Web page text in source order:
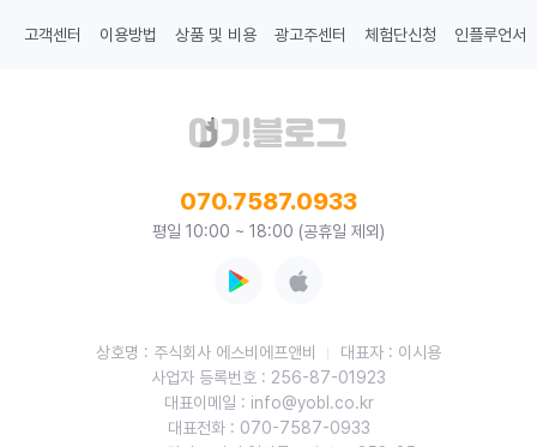
고객센터 이용방법 상품 및 비용 광고주센터 체험단신청 인플루언서
070.7587.0933
평일 10:00 ~ 18:00 (공휴일 제외)
상호명 : 주식회사 에스비에프앤비
대표자 : 이시용
사업자 등록번호 : 256-87-01923
대표이메일 : info@yobl.co.kr
대표전화 : 070-7587-0933